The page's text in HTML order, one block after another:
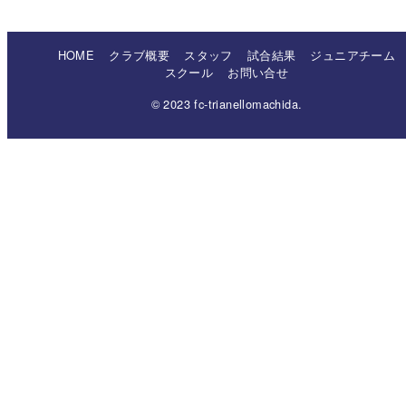
HOME クラブ概要 スタッフ 試合結果
ジュニアチーム
スクール
お問い合せ
© 2023 fc-trianellomachida.